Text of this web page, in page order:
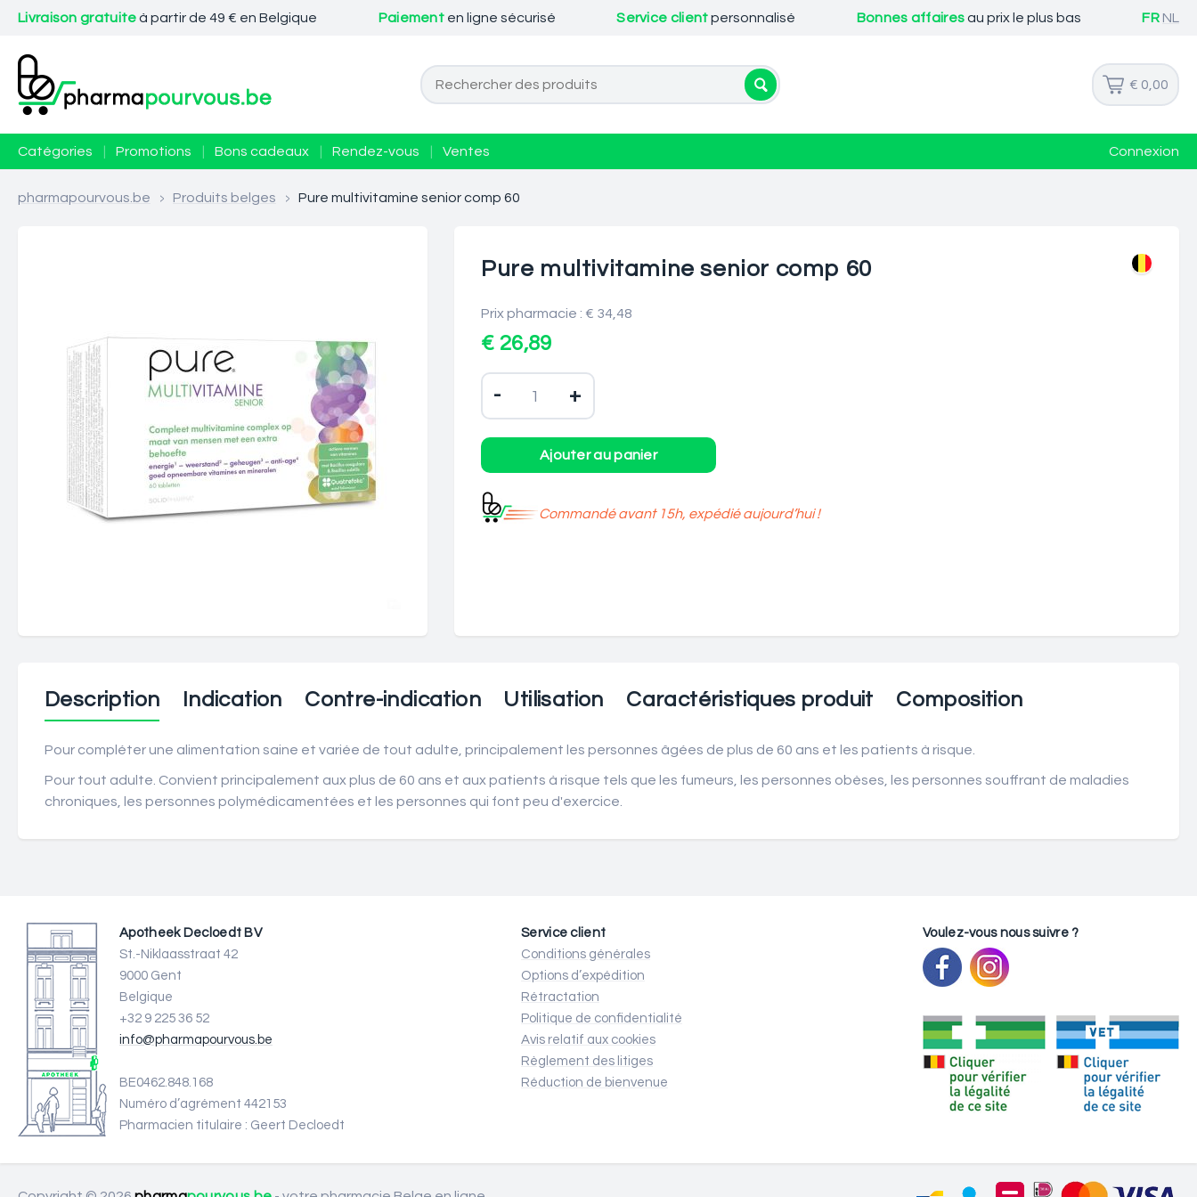
Livraison gratuiteà partir de 49 € en Belgique Paiement en ligne sécurisé Service clientpersonnalisé Bonnes affairesau prix le plus bas FR NL
€ 0,00
Catégories Promotions Bons cadeaux Rendez-vous Ventes Connexion
pharmapourvous.be > Produits belges > Pure multivitamine senior comp 60
Pure multivitamine senior comp 60
Prix pharmacie : € 34,48
€ 26,89
- +
Commandé avant 15h, expédié aujourd’hui !
Description Indication Contre-indication Utilisation Caractéristiques produit Composition
Pour compléter une alimentation saine et variée de tout adulte, principalement les personnes âgées de plus de 60 ans et les patients à risque.
Pour tout adulte. Convient principalement aux plus de 60 ans et aux patients à risque tels que les fumeurs, les personnes obèses, les personnes souffrant de maladies
chroniques, les personnes polymédicamentées et les personnes qui font peu d'exercice.
Apotheek Decloedt BV
St.-Niklaasstraat 42
9000 Gent
Belgique
+32 9 225 36 52
info@pharmapourvous.be
BE0462.848.168
Numéro d’agrément 442153
Pharmacien titulaire : Geert Decloedt
Service client
Conditions générales
Options d’expédition
Rétractation
Politique de confidentialité
Avis relatif aux cookies
Règlement des litiges
Réduction de bienvenue
Voulez-vous nous suivre ?